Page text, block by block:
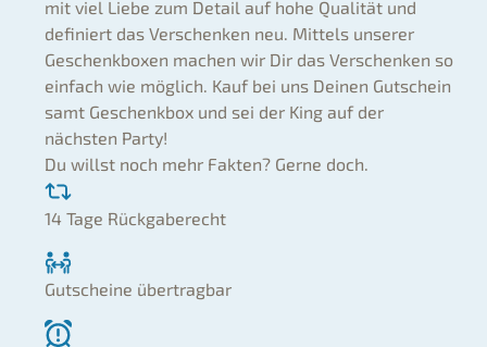
mit viel Liebe zum Detail auf hohe Qualität und
definiert das Verschenken neu. Mittels unserer
Geschenkboxen machen wir Dir das Verschenken so
einfach wie möglich. Kauf bei uns Deinen Gutschein
samt Geschenkbox und sei der King auf der
nächsten Party!
Du willst noch mehr Fakten? Gerne doch.
14 Tage Rückgaberecht
Gutscheine übertragbar